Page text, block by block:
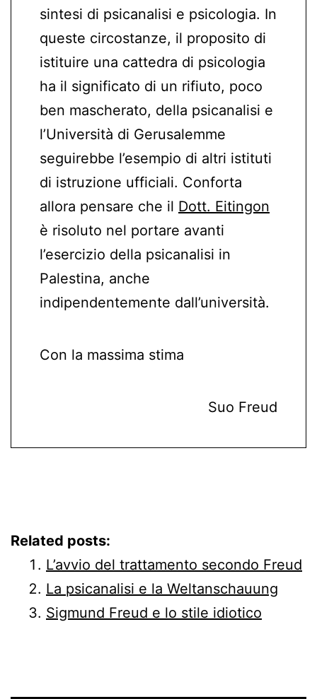
sintesi di psicanalisi e psicologia. In
queste circostanze, il proposito di
istituire una cattedra di psicologia
ha il significato di un rifiuto, poco
ben mascherato, della psicanalisi e
l’Università di Gerusalemme
seguirebbe l’esempio di altri istituti
di istruzione ufficiali. Conforta
allora pensare che il Dott. Eitingon
è risoluto nel portare avanti
l’esercizio della psicanalisi in
Palestina, anche
indipendentemente dall’università.
Con la massima stima
Suo Freud
Related posts:
L’avvio del trattamento secondo Freud
La psicanalisi e la Weltanschauung
Sigmund Freud e lo stile idiotico